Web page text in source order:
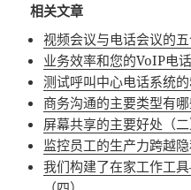
相关文章
视频会议与电话会议的
业务效率和您的VoIP电话
测试呼叫中心电话系统
商务沟通的主要类型有哪
屏幕共享的主要好处（二
监控员工的生产力跨越隐
我们构建了在家工作工